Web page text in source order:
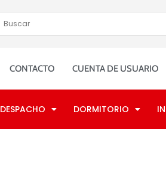
CONTACTO CUENTA DE USUARIO
DESPACHO DORMITORIO